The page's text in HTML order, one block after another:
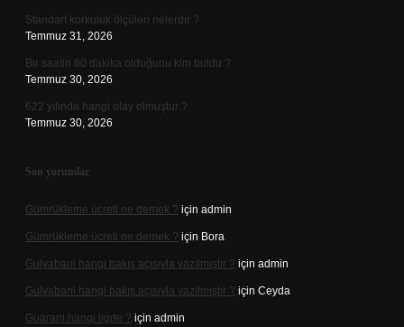
Standart korkuluk ölçüleri nelerdir ?
Temmuz 31, 2026
Bir saatin 60 dakika olduğunu kim buldu ?
Temmuz 30, 2026
622 yılında hangi olay olmuştur ?
Temmuz 30, 2026
Son yorumlar
Gümrükleme ücreti ne demek ? için admin
Gümrükleme ücreti ne demek ? için Bora
Gulyabani hangi bakış açısıyla yazılmıştır ? için admin
Gulyabani hangi bakış açısıyla yazılmıştır ? için Ceyda
Guarani hangi ligde ? için admin